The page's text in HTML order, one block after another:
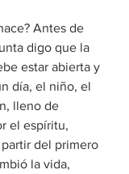
Antes de
digo que la
estar abierta y
día, el niño, el
lleno de
el espíritu,
partir del primero
la vida,